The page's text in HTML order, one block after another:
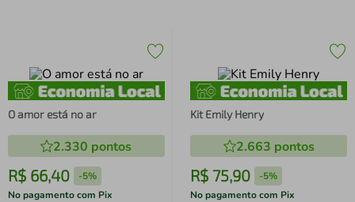
O amor está no ar
2.330 pontos
R$ 66,40 -5%
No pagamento com Pix
Kit Emily Henry
2.663 pontos
R$ 75,90 -5%
No pagamento com Pix